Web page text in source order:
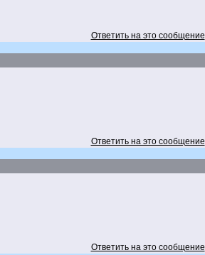
Ответить на это сообщение
Ответить на это сообщение
Ответить на это сообщение